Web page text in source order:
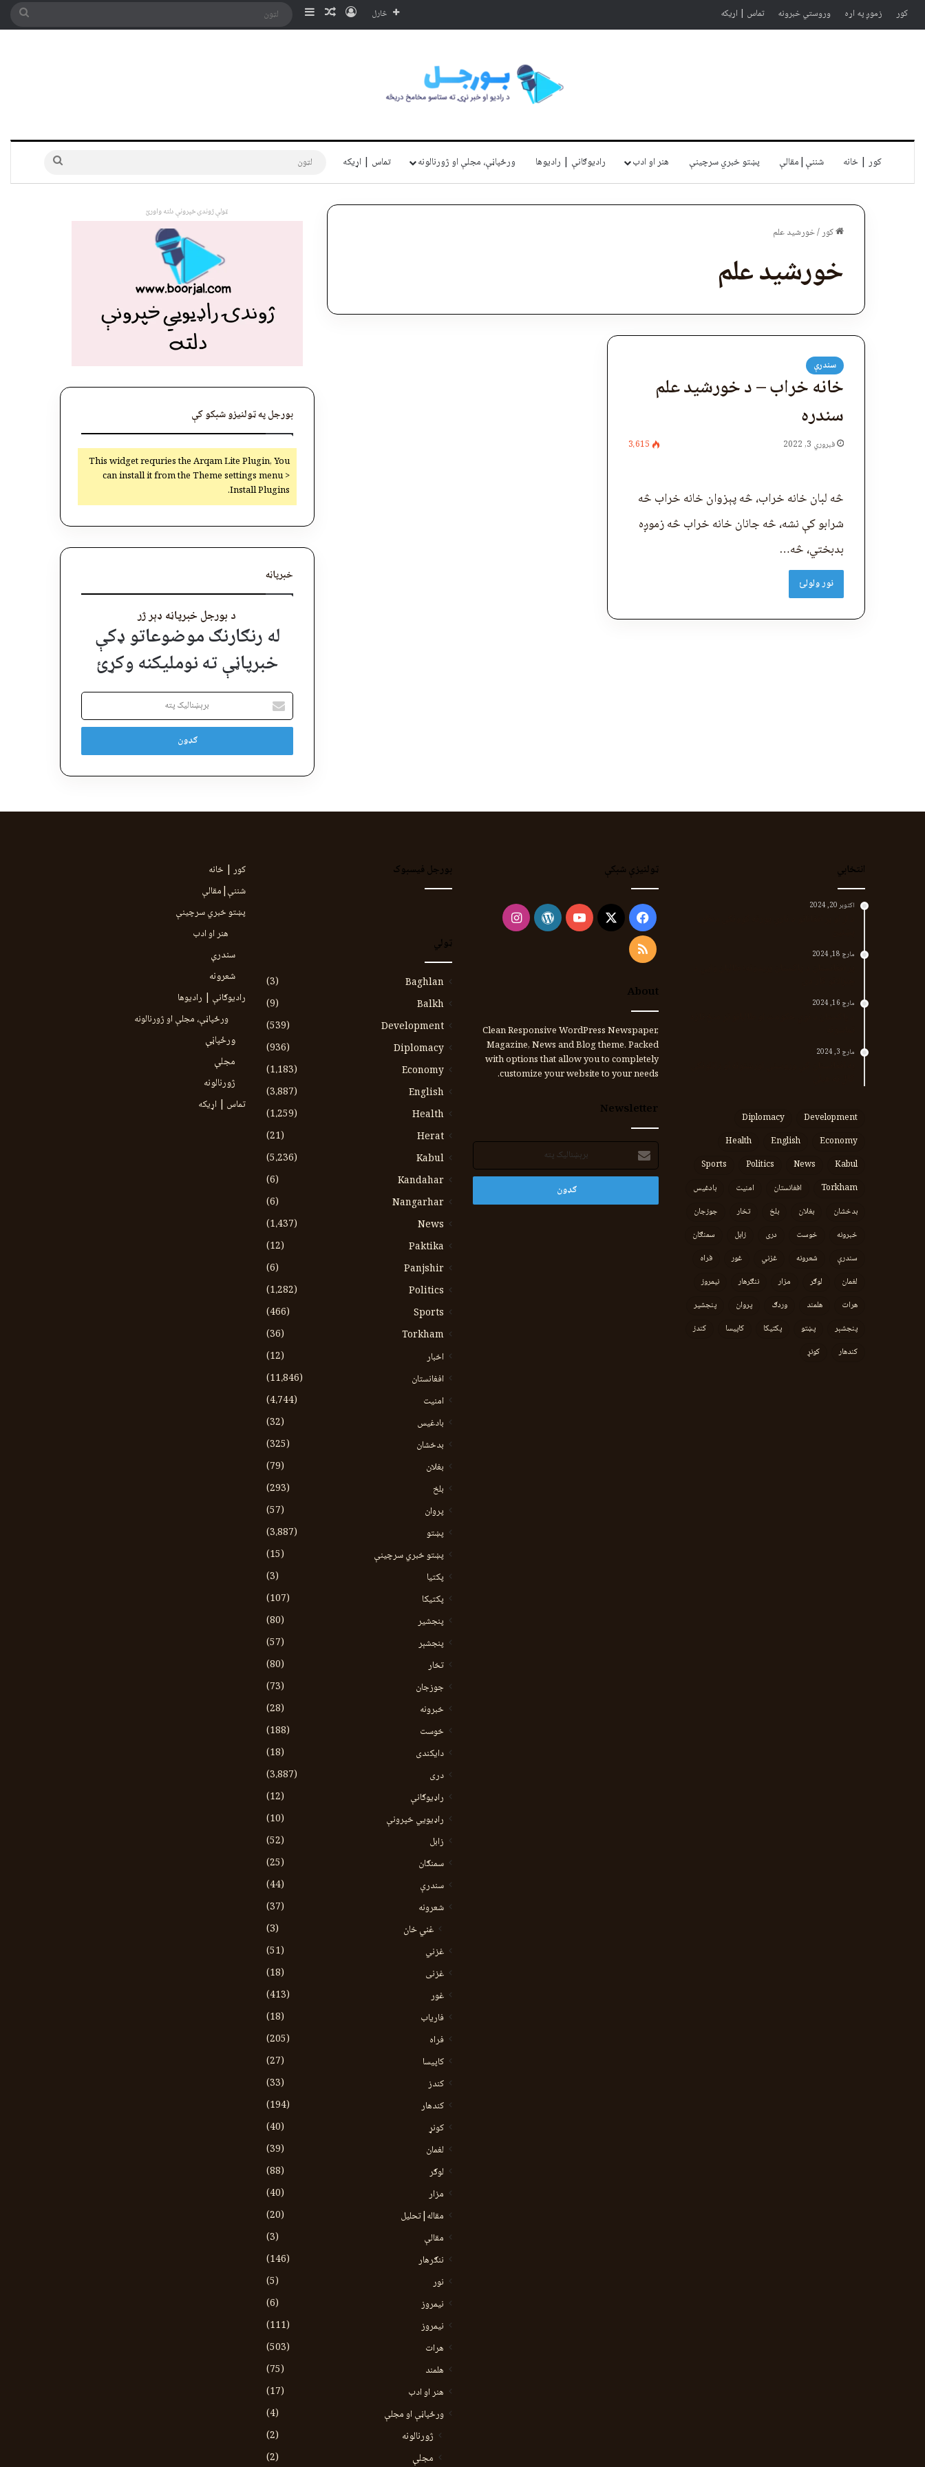
کور زموږ په اړه وروستي خبرونه تماس | اړیکه څارل ننوتلناڅاپه توری
Sidebar لټون
کور | خانه شننې|مقالې پښتو خبري سرچينې هنر او ادب رادیوګانې | رادیوها ورځپاڼې، مجلې او ژورنالونه تماس | اړیکه لټون
کور/خورشید علم
خورشید علم
سندرې
خانه خراب – د خورشید علم
سندره
فبروري 3, 2022 3،615
څه لبان خانه خراب، څه پېزوان خانه خراب څه
شرابو کې نشه، څه جانان خانه خراب څه زموږه
بدبختي، څه…
نور ولولئ
ټولې ژوندۍ خپرونې دلته واورئ
بورجل په ټولنیزو شبکو کې
This widget requries the Arqam Lite Plugin, You
can install it from the Theme settings menu >
Install Plugins.
خبرپاڼه
د بورجل خبرپاڼه ډېر ژر
له رنګارنګ موضوعاتو ډکې
خبرپاڼې ته نوملیکنه وکړئ
برېښنالیک
پته
انتخابي
اکتوبر 20, 2024
مارچ 18, 2024
مارچ 16, 2024
مارچ 3, 2024
Development
Diplomacy
Economy
English
Health
Kabul
News
Politics
Sports
Torkham
افغانستان امنیت
بادغیس
بدخشان
بغلان بلخ تخار
جوزجان
خبرونه
خوست دری زابل
سمنګان
سندرې
شعرونه غزني غور
فراه
لغمان
لوګر مزار ننګرهار
نیمروز
هرات
هلمند وردګ پروان
پنجشیر
پنجشېر
پښتو پکتیکا کاپیسا
کندز
کندهار
کونړ
ټولنیزې شبکې
Facebook
X
YouTube
WordPress
Instagram
RSS
About
Clean Responsive WordPress Newspaper,
Magazine, News and Blog theme. Packed
with options that allow you to completely
customize your website to your needs.
Newsletter
برېښنالیک
پته
بورجل فیسبوک
ټولي
Baghlan
(3)
Balkh
(9)
Development
(539)
Diplomacy
(936)
Economy
(1،183)
English
(3،887)
Health
(1،259)
Herat
(21)
Kabul
(5،236)
Kandahar
(6)
Nangarhar
(6)
News
(1،437)
Paktika
(12)
Panjshir
(6)
Politics
(1،282)
Sports
(466)
Torkham
(36)
اخبار
(12)
افغانستان
(11،846)
امنیت
(4،744)
بادغیس
(32)
بدخشان
(325)
بغلان
(79)
بلخ
(293)
پروان
(57)
پښتو
(3،887)
پښتو خبري سرچينې
(15)
پکتيا
(3)
پکتیکا
(107)
پنجشیر
(80)
پنجشېر
(57)
تخار
(80)
جوزجان
(73)
خبرونه
(28)
خوست
(188)
دایکندی
(18)
دری
(3،887)
راډیوګانې
(12)
راډیويي خپرونې
(10)
زابل
(52)
سمنګان
(25)
سندرې
(44)
شعرونه
(37)
غني خان
(3)
غزني
(51)
غزنی
(18)
غور
(413)
فاریاب
(18)
فراه
(205)
کاپیسا
(27)
کندز
(33)
کندهار
(194)
کونړ
(40)
لغمان
(39)
لوګر
(88)
مزار
(40)
مقاله|تحلیل
(20)
مقالې
(3)
ننګرهار
(146)
نور
(5)
نيمروز
(6)
نیمروز
(111)
هرات
(503)
هلمند
(75)
هنر او ادب
(17)
ورځپاڼې او مجلې
(4)
ژورنالونه
(2)
مجلې
(2)
کور | خانه
شننې|مقالې
پښتو خبري سرچينې
هنر او ادب
سندرې
شعرونه
رادیوګانې | رادیوها
ورځپاڼې، مجلې او ژورنالونه
ورځپاڼې
مجلې
ژورنالونه
تماس | اړیکه